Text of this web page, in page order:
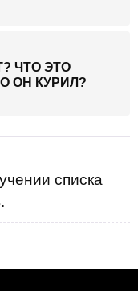
ЧТО ЭТО
ОН КУРИЛ?
списка